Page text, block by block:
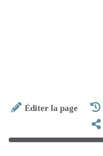
Éditer la page